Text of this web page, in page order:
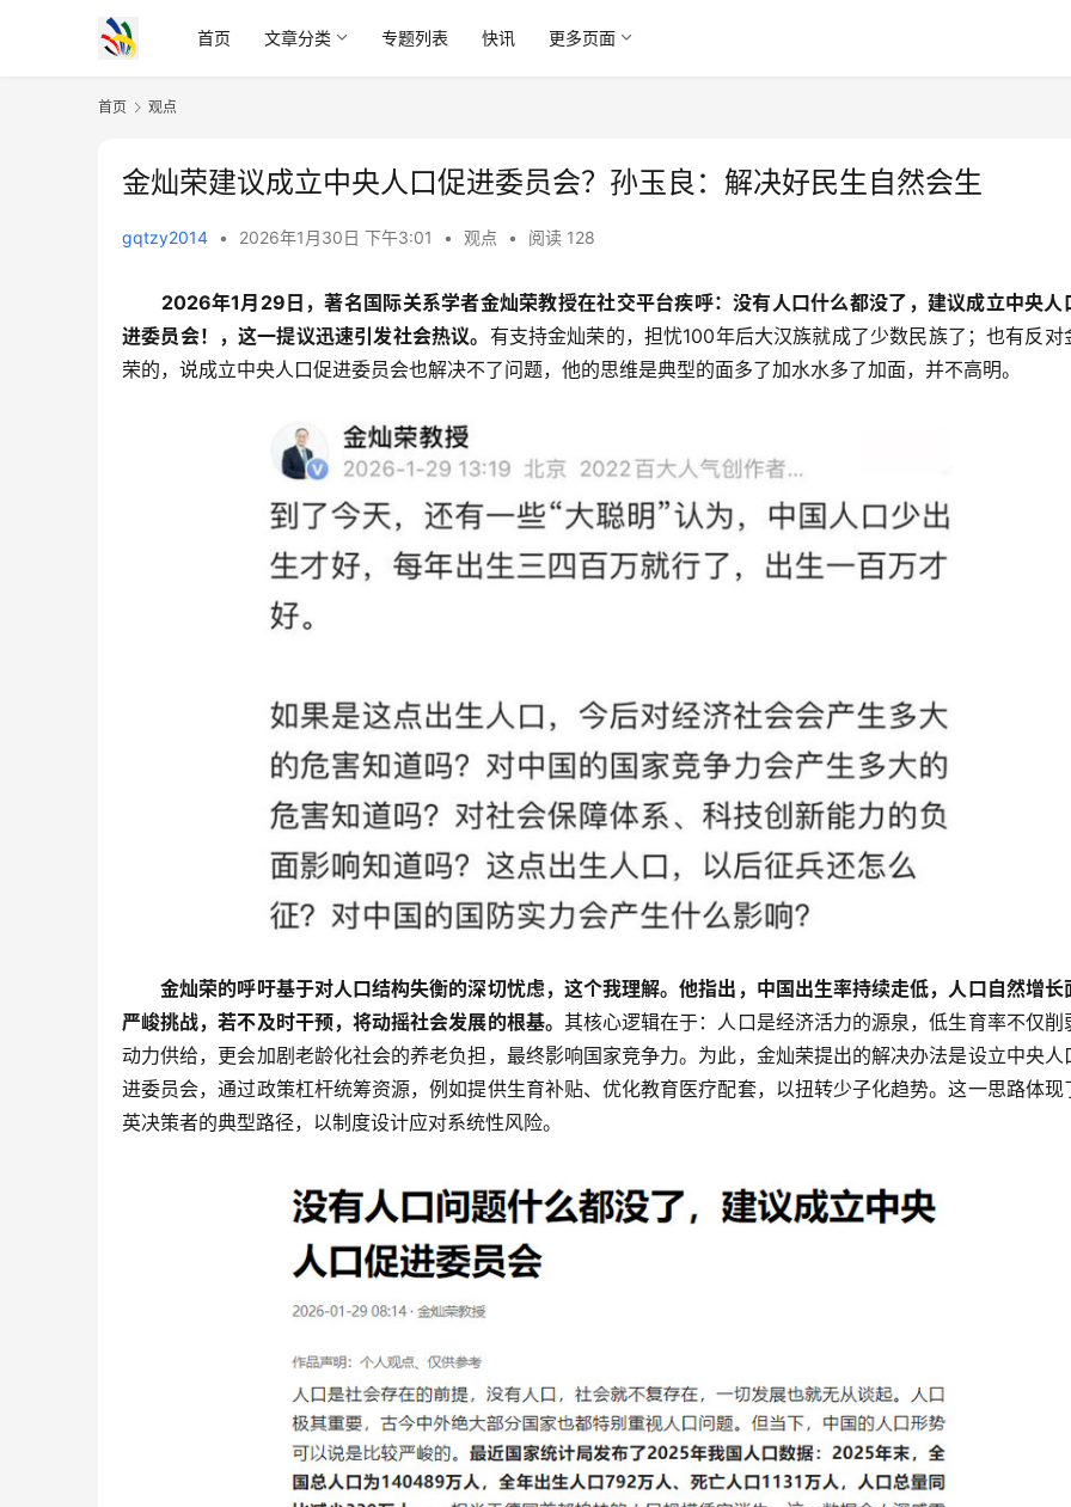
首页 文章分类 专题列表 快讯 更多页面
首页 观点
金灿荣建议成立中央人口促进委员会？孙玉良：解决好民生自然会生
gqtzy2014 • 2026年1月30日 下午3:01 • 观点 • 阅读 128
2026年1月29日，著名国际关系学者金灿荣教授在社交平台疾呼：没有人口什么都没了，建议成立中央人
进委员会！，这一提议迅速引发社会热议。 有支持金灿荣的，担忧100年后大汉族就成了少数民族了；也有反对
荣的，说成立中央人口促进委员会也解决不了问题，他的思维是典型的面多了加水水多了加面，并不高明。
金灿荣的呼吁基于对人口结构失衡的深切忧虑，这个我理解。他指出，中国出生率持续走低，人口自然增长
严峻挑战，若不及时干预，将动摇社会发展的根基。 其核心逻辑在于：人口是经济活力的源泉，低生育率不仅削
动力供给，更会加剧老龄化社会的养老负担，最终影响国家竞争力。为此，金灿荣提出的解决办法是设立中央人
进委员会，通过政策杠杆统筹资源，例如提供生育补贴、优化教育医疗配套，以扭转少子化趋势。这一思路体现
英决策者的典型路径，以制度设计应对系统性风险。